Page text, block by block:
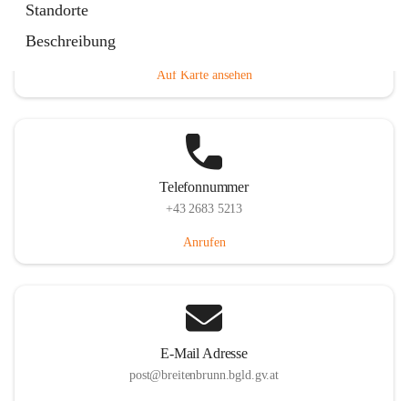
Standorte
Beschreibung
Auf Karte ansehen
Telefonnummer
+43 2683 5213
Anrufen
E-Mail Adresse
post@breitenbrunn.bgld.gv.at